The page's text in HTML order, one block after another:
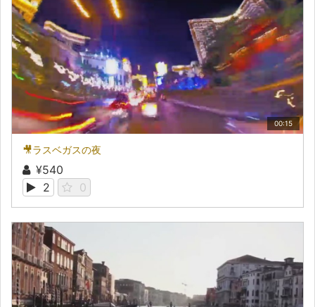
00:15
🎥ラスベガスの夜
¥540
2
0